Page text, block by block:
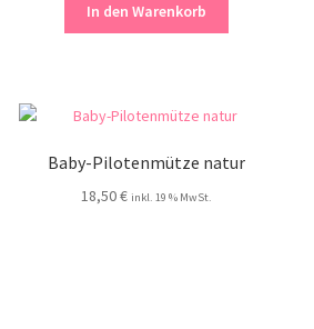
In den Warenkorb
Baby-Pilotenmütze natur
18,50€ inkl. 19 % MwSt.